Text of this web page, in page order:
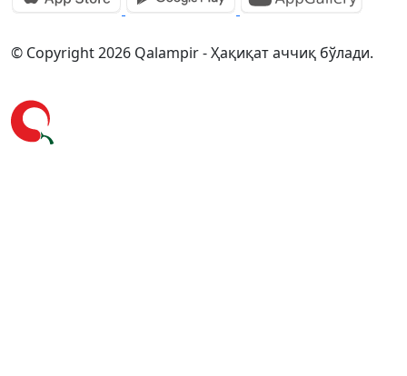
© Copyright 2026 Qalampir - Ҳақиқат аччиқ бўлади.